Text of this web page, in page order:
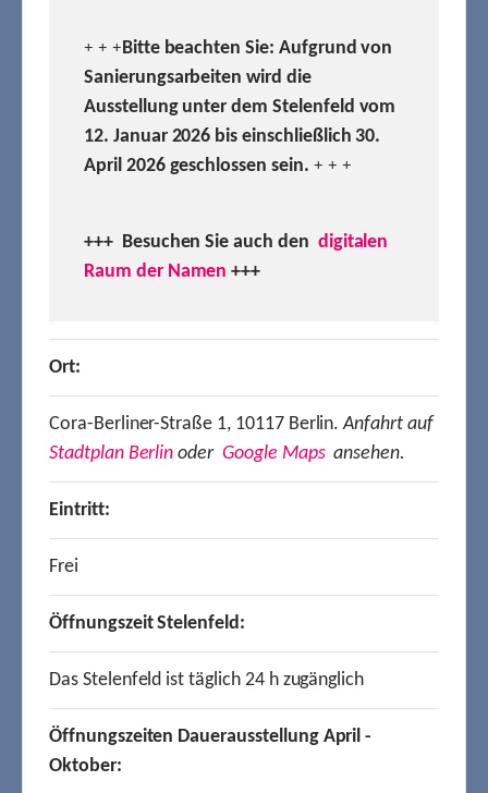
+ + +Bitte beachten Sie: Aufgrund von
Sanierungsarbeiten wird die
Ausstellung unter dem Stelenfeld vom
12. Januar 2026 bis einschließlich 30.
April 2026 geschlossen sein. + + +
+++ Besuchen Sie auch den digitalen
Raum der Namen +++
Ort:
Cora-Berliner-Straße 1, 10117 Berlin.Anfahrt auf
Stadtplan Berlin oder Google Mapsansehen.
Eintritt:
Frei
Öffnungszeit Stelenfeld:
Das Stelenfeld ist täglich 24 h zugänglich
Öffnungszeiten Dauerausstellung April -
Oktober: